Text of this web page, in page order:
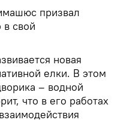
призвал
в свой
новая
елки. В этом
– водной
что в его работах